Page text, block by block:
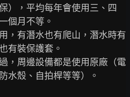
），平均每年會使用三、四
個月不等。
，有潛水也有爬山，潛水時有
有裝保護套。
，周邊設備都是使用原廠（電
水殼、自拍桿等等）。